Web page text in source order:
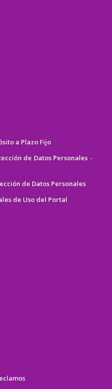
a Plazo Fijo
de Datos Personales -
de Datos Personales
de Uso del Portal